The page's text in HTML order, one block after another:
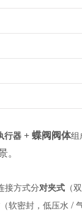
行器 + 蝶阀阀体组
。
接方式分对夹式 （
（软密封，低压水 /